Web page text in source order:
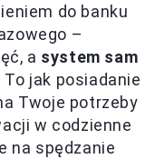
do banku
–
a system sam
To jak posiadanie
Twoje potrzeby
w codzienne
na spędzanie